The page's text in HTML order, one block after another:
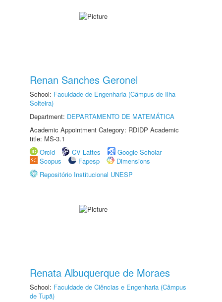
Renan Sanches Geronel
School: Faculdade de Engenharia (Câmpus de Ilha
Solteira)
Department: DEPARTAMENTO DE MATEMÁTICA
Academic Appointment Category: RDIDP Academic
title: MS-3.1
Orcid
CV Lattes
Google Scholar
Scopus
Fapesp
Dimensions
Repositório Institucional UNESP
Renata Albuquerque de Moraes
School: Faculdade de Ciências e Engenharia (Câmpus
de Tupã)